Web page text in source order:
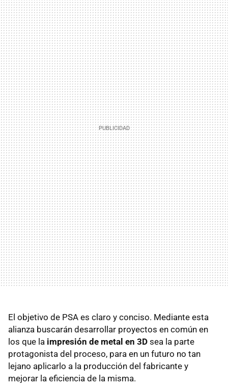
El objetivo de PSA es claro y conciso. Mediante esta
alianza buscarán desarrollar proyectos en común en
los que la impresión de metal en 3D sea la parte
protagonista del proceso, para en un futuro no tan
lejano aplicarlo a la producción del fabricante y
mejorar la eficiencia de la misma.